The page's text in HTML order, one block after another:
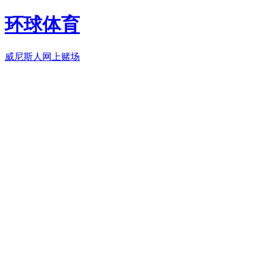
环球体育
威尼斯人网上赌场